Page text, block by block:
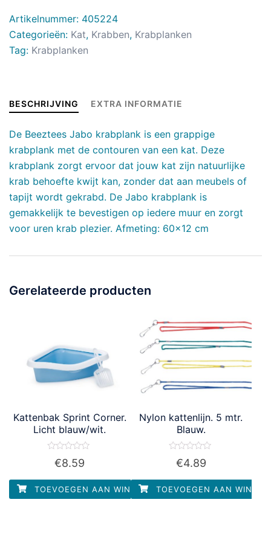
Artikelnummer: 405224
Categorieën: Kat, Krabben, Krabplanken
Tag: Krabplanken
BESCHRIJVING EXTRA INFORMATIE
De Beeztees Jabo krabplank is een grappige
krabplank met de contouren van een kat. Deze
krabplank zorgt ervoor dat jouw kat zijn natuurlijke
krab behoefte kwijt kan, zonder dat aan meubels of
tapijt wordt gekrabd. De Jabo krabplank is
gemakkelijk te bevestigen op iedere muur en zorgt
voor uren krab plezier. Afmeting: 60×12 cm
Gerelateerde producten
Kattenbak Sprint Corner.
Licht blauw/wit.
Waardering
5
€8.59
TOEVOEGEN AAN WINKELWAGEN
Nylon kattenlijn. 5 mtr.
Blauw.
Waardering
5
€4.89
TOEVOEGEN AAN